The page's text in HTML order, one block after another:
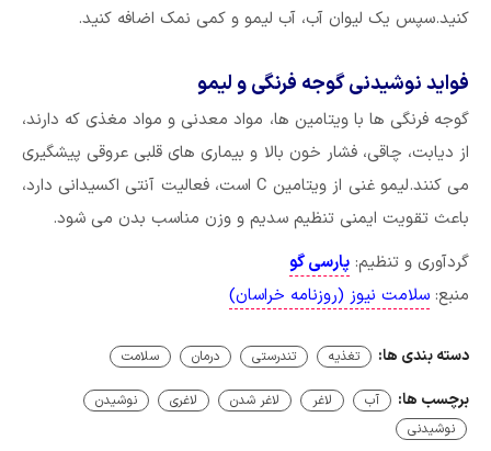
کنید.سپس یک لیوان آب، آب لیمو و کمی نمک اضافه کنید.
فواید نوشیدنی گوجه فرنگی و لیمو
گوجه فرنگی ها با ویتامین ها، مواد معدنی و مواد مغذی که دارند،
از دیابت، چاقی، فشار خون بالا و بیماری های قلبی عروقی پیشگیری
می کنند.لیمو غنی از ویتامین C است، فعالیت آنتی اکسیدانی دارد،
باعث تقویت ایمنی تنظیم سدیم و وزن مناسب بدن می شود.
گردآوری و تنظیم: پارسی گو
منبع: سلامت نیوز (روزنامه خراسان)
دسته بندی ها: تغذیه تندرستی درمان سلامت
برچسب ها: آب لاغر لاغر شدن لاغری
نوشیدن
نوشیدنی